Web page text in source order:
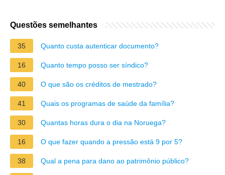
Questões semelhantes
35 Quanto custa autenticar documento?
16 Quanto tempo posso ser síndico?
40 O que são os créditos de mestrado?
41 Quais os programas de saúde da família?
30 Quantas horas dura o dia na Noruega?
16 O que fazer quando a pressão está 9 por 5?
38 Qual a pena para dano ao patrimônio público?